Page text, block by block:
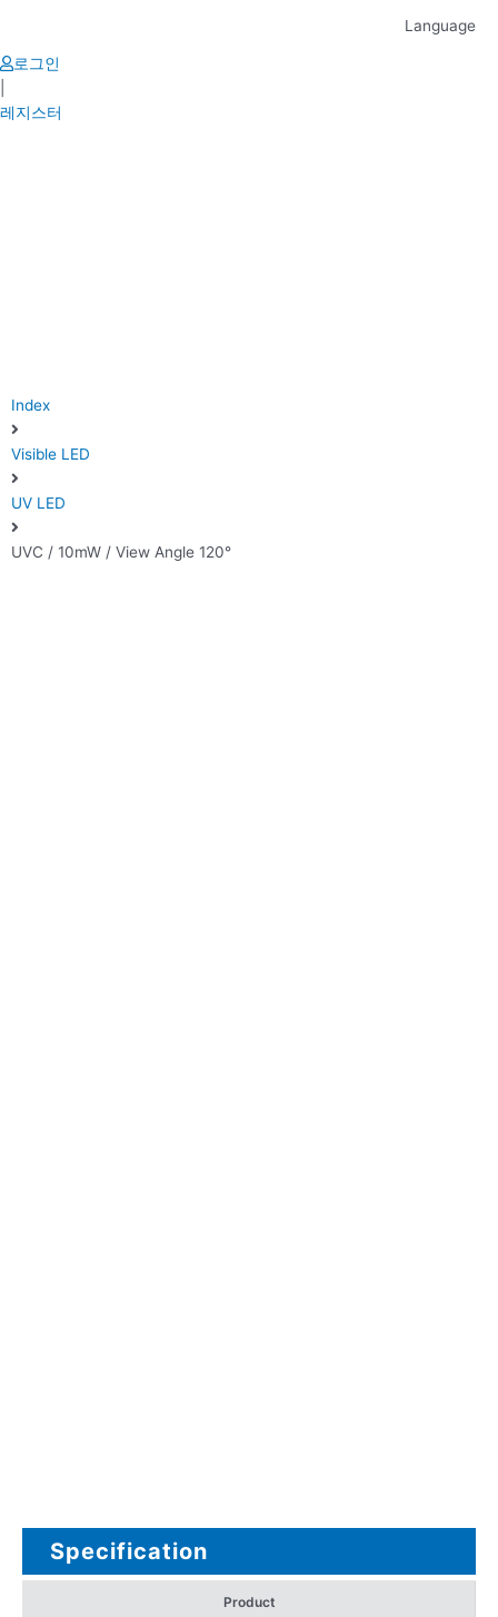
content
Language
로그인
레지스터
Index
Visible LED
UV LED
UVC / 10mW / View Angle 120°
Specification
Product